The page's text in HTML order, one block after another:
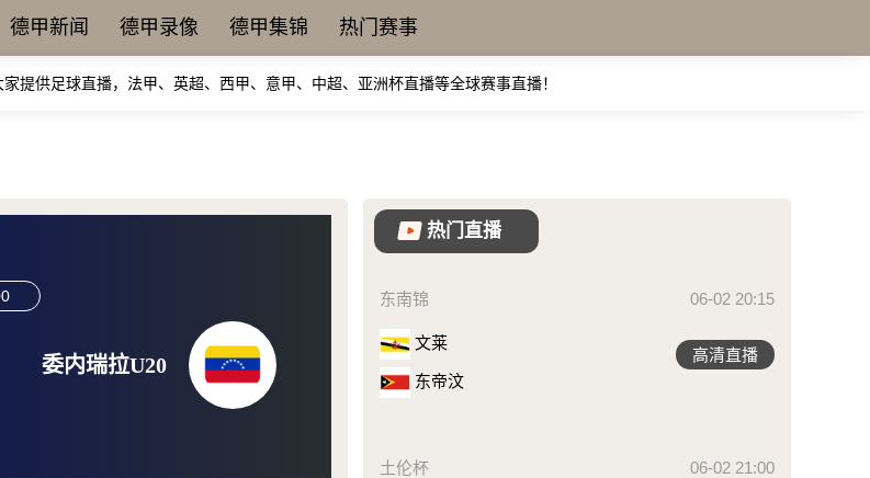
德甲新闻 德甲录像 德甲集锦 热门赛事
提供足球直播，法甲、英超、西甲、意甲、中超、亚洲杯直播等全球赛事直播！
委内瑞拉U20
热门直播
东南锦 06-02 20:15
文莱
东帝汶
高清直播
土伦杯 06-02 21:00